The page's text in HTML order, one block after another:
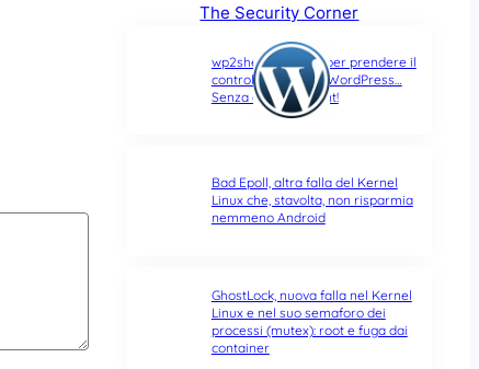
The Security Corner
wp2shell: due CVE per prendere il
controllo di un sito WordPress…
Senza alcun account!
Bad Epoll, altra falla del Kernel
Linux che, stavolta, non risparmia
nemmeno Android
GhostLock, nuova falla nel Kernel
Linux e nel suo semaforo dei
processi (mutex): root e fuga dai
container